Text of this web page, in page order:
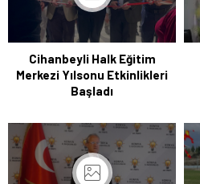
Cihanbeyli Halk Eğitim
Merkezi Yılsonu Etkinlikleri
Başladı